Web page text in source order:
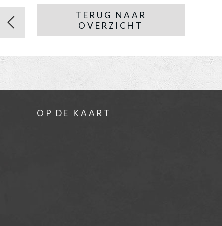
TERUG NAAR
OVERZICHT
OP DE KAART